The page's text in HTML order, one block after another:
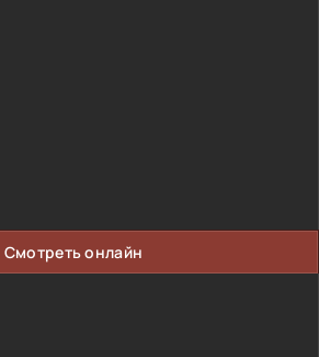
Смотреть онлайн